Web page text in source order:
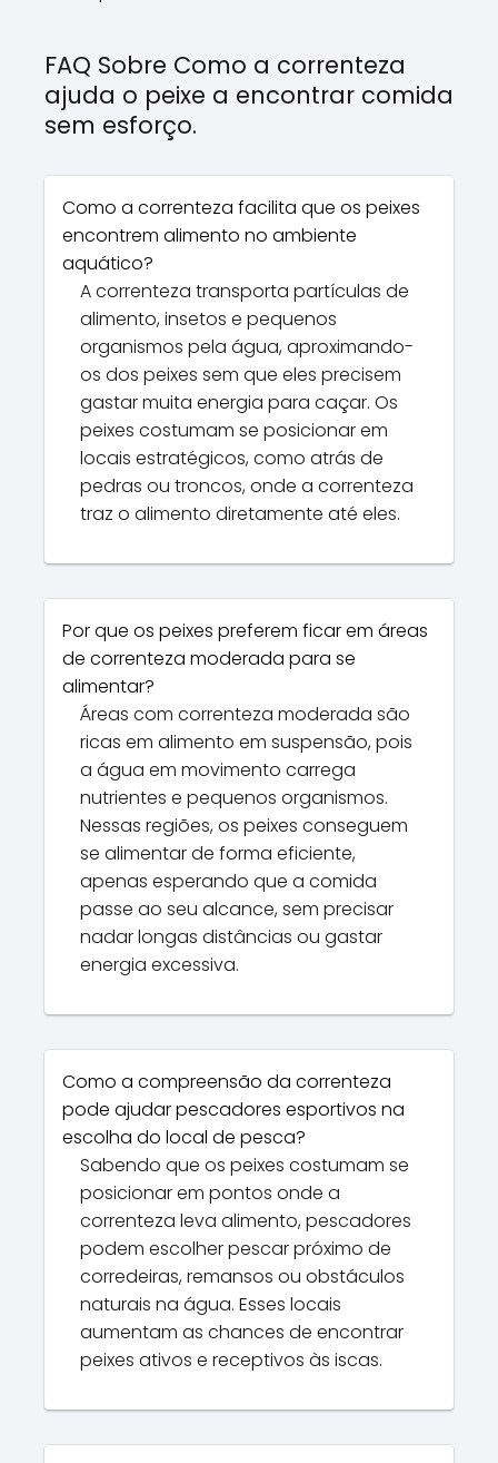
FAQ Sobre Como a correnteza
ajuda o peixe a encontrar comida
sem esforço.
Como a correnteza facilita que os peixes
encontrem alimento no ambiente
aquático?
A correnteza transporta partículas de
alimento, insetos e pequenos
organismos pela água, aproximando-
os dos peixes sem que eles precisem
gastar muita energia para caçar. Os
peixes costumam se posicionar em
locais estratégicos, como atrás de
pedras ou troncos, onde a correnteza
traz o alimento diretamente até eles.
Por que os peixes preferem ficar em áreas
de correnteza moderada para se
alimentar?
Áreas com correnteza moderada são
ricas em alimento em suspensão, pois
a água em movimento carrega
nutrientes e pequenos organismos.
Nessas regiões, os peixes conseguem
se alimentar de forma eficiente,
apenas esperando que a comida
passe ao seu alcance, sem precisar
nadar longas distâncias ou gastar
energia excessiva.
Como a compreensão da correnteza
pode ajudar pescadores esportivos na
escolha do local de pesca?
Sabendo que os peixes costumam se
posicionar em pontos onde a
correnteza leva alimento, pescadores
podem escolher pescar próximo de
corredeiras, remansos ou obstáculos
naturais na água. Esses locais
aumentam as chances de encontrar
peixes ativos e receptivos às iscas.